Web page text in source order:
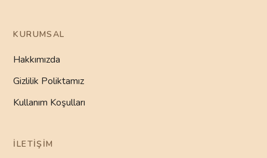
KURUMSAL
Hakkımızda
Gizlilik Poliktamız
Kullanım Koşulları
İLETIŞIM